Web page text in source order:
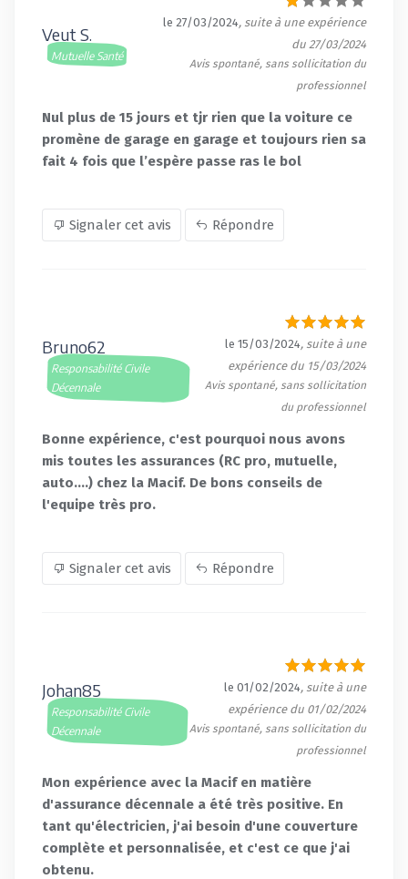
Veut S.
Mutuelle Santé
le 27/03/2024, suite à une expérience
du 27/03/2024
Avis spontané, sans sollicitation du
professionnel
Nul plus de 15 jours et tjr rien que la voiture ce
promène de garage en garage et toujours rien sa
fait 4 fois que l’espère passe ras le bol
Signaler cet avis Répondre
Bruno62
Responsabilité Civile
Décennale
le 15/03/2024, suite à une
expérience du 15/03/2024
Avis spontané, sans sollicitation
du professionnel
Bonne expérience, c'est pourquoi nous avons
mis toutes les assurances (RC pro, mutuelle,
auto....) chez la Macif. De bons conseils de
l'equipe très pro.
Signaler cet avis Répondre
Johan85
Responsabilité Civile
Décennale
le 01/02/2024, suite à une
expérience du 01/02/2024
Avis spontané, sans sollicitation du
professionnel
Mon expérience avec la Macif en matière
d'assurance décennale a été très positive. En
tant qu'électricien, j'ai besoin d'une couverture
complète et personnalisée, et c'est ce que j'ai
obtenu.